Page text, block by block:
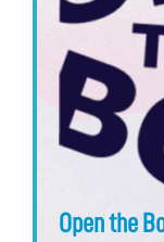
Open the